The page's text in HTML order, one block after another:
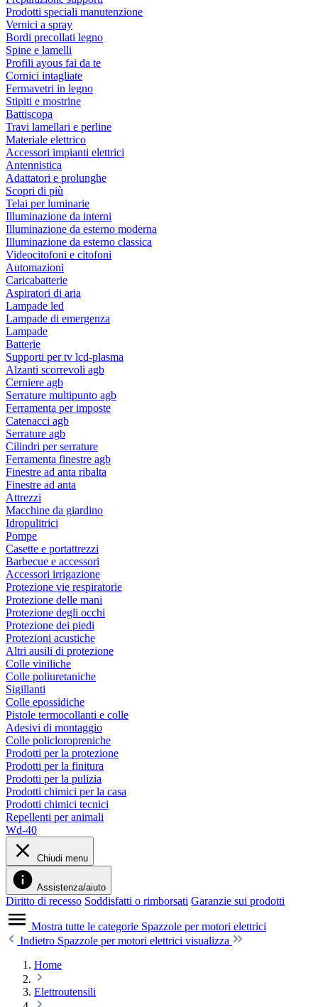
Prodotti speciali manutenzione
Vernici a spray
Bordi precollati legno
Spine e lamelli
Profili ayous fai da te
Cornici intagliate
Fermavetri in legno
Stipiti e mostrine
Battiscopa
Travi lamellari e perline
Materiale elettrico
Accessori impianti elettrici
Antennistica
Adattatori e prolunghe
Scopri di più
Telai per luminarie
Illuminazione da interni
Illuminazione da esterno moderna
Illuminazione da esterno classica
Videocitofoni e citofoni
Automazioni
Caricabatterie
Aspiratori di aria
Lampade led
Lampade di emergenza
Lampade
Batterie
Supporti per tv lcd-plasma
Alzanti scorrevoli agb
Cerniere agb
Serrature multipunto agb
Ferramenta per imposte
Catenacci agb
Serrature agb
Cilindri per serrature
Ferramenta finestre agb
Finestre ad anta ribalta
Finestre ad anta
Attrezzi
Macchine da giardino
Idropulitrici
Pompe
Casette e portattrezzi
Barbecue e accessori
Accessori irrigazione
Protezione vie respiratorie
Protezione delle mani
Protezione degli occhi
Protezione dei piedi
Protezioni acustiche
Altri ausili di protezione
Colle viniliche
Colle poliuretaniche
Sigillanti
Colle epossidiche
Pistole termocollanti e colle
Adesivi di montaggio
Colle policloropreniche
Prodotti per la protezione
Prodotti per la finitura
Prodotti per la pulizia
Prodotti chimici per la casa
Prodotti chimici tecnici
Repellenti per animali
Wd-40
Chiudi menu
Assistenza/aiuto
Diritto di recesso Soddisfatti o rimborsati Garanzie sui prodotti
Mostra tutte le categorie Spazzole per motori elettrici
Indietro Spazzole per motori elettrici visualizza
Home
Elettroutensili